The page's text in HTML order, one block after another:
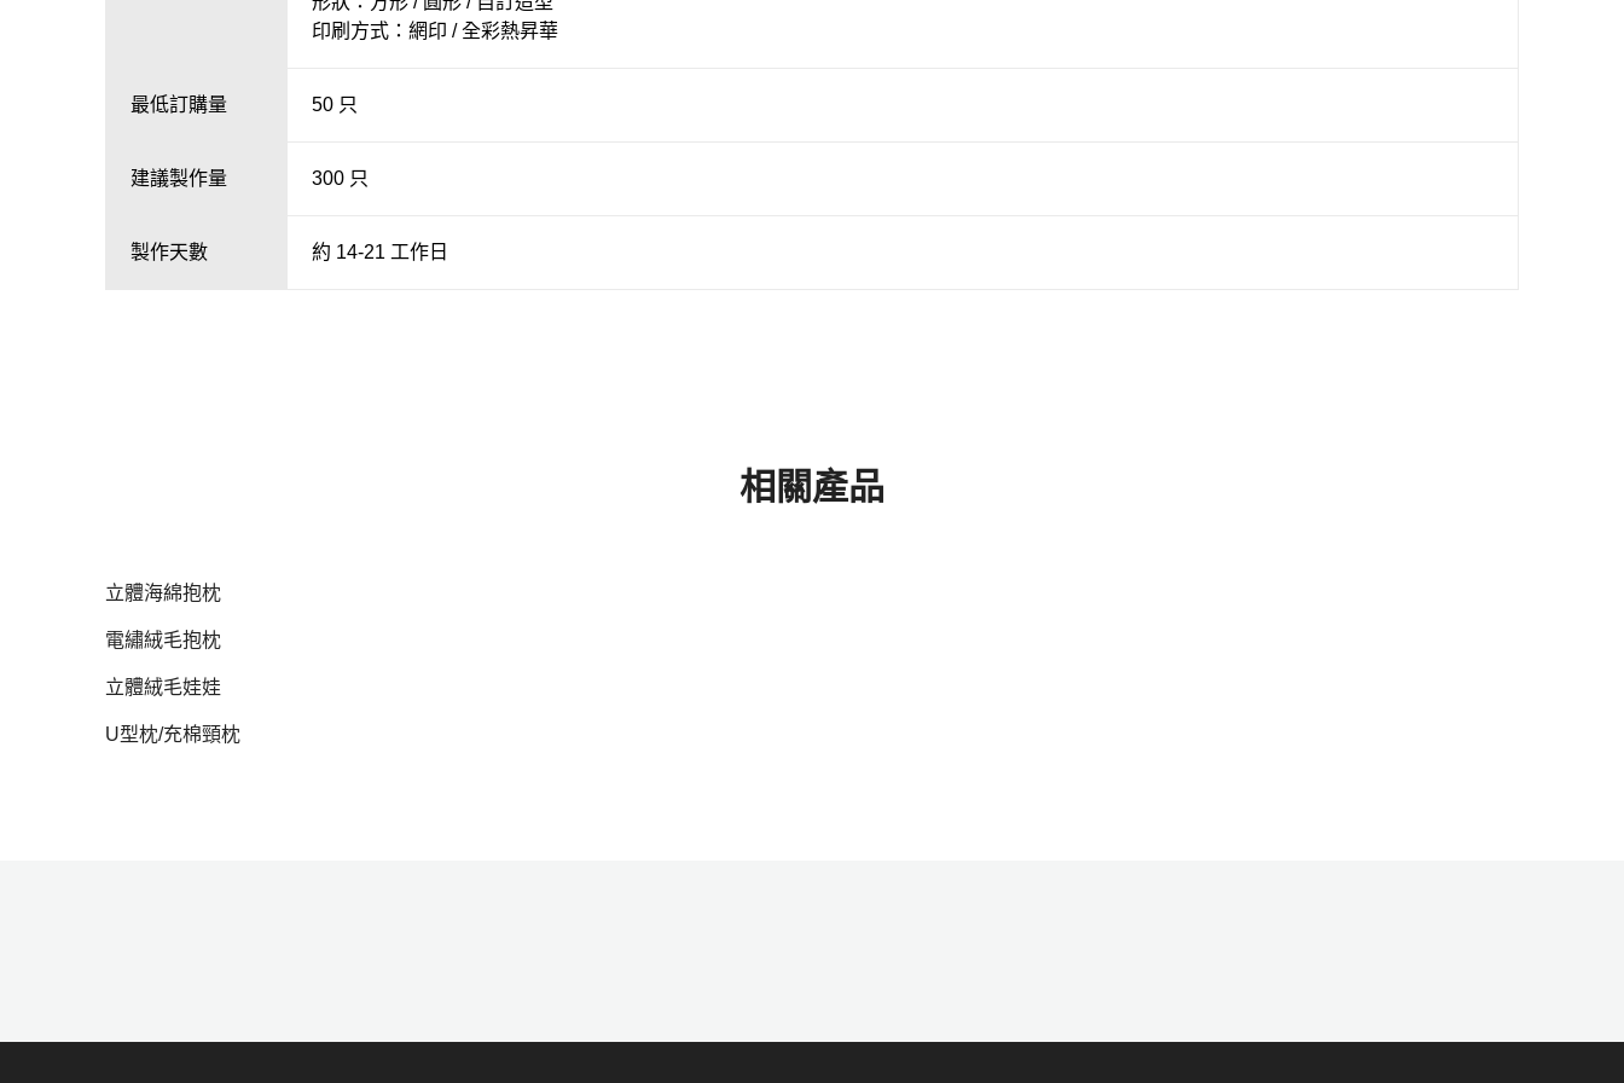
印刷方式：網印 / 全彩熱昇華
最低訂購量 50 只
建議製作量 300 只
製作天數 約 14-21 工作日
相關產品
立體海綿抱枕
hot
電繡絨毛抱枕
立體絨毛娃娃
Hot
U型枕/充棉頸枕